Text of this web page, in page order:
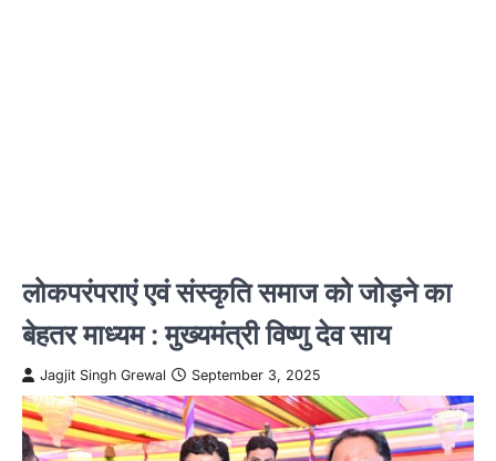
लोकपरंपराएं एवं संस्कृति समाज को जोड़ने का
बेहतर माध्यम : मुख्यमंत्री विष्णु देव साय
Jagjit Singh Grewal September 3, 2025